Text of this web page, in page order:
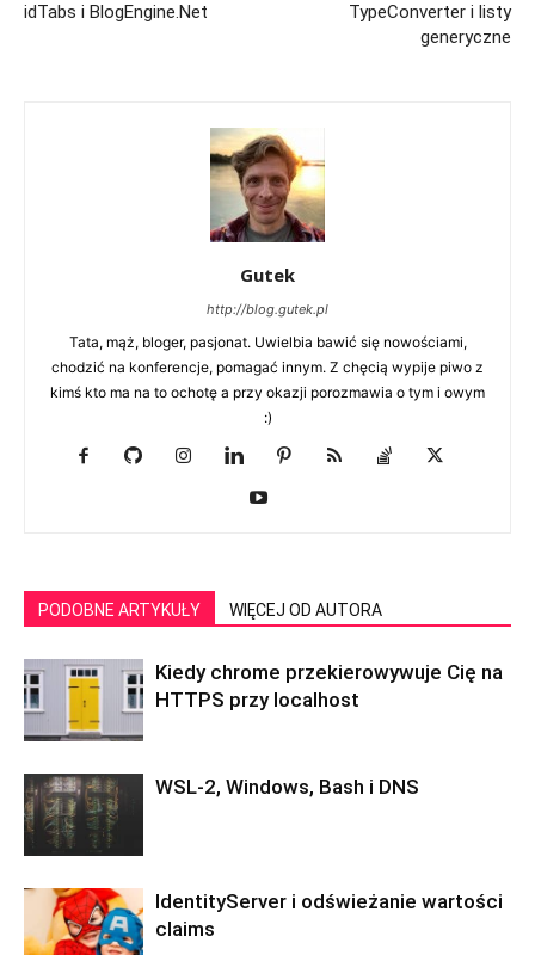
idTabs i BlogEngine.Net
TypeConverter i listy
generyczne
Gutek
http://blog.gutek.pl
Tata, mąż, bloger, pasjonat. Uwielbia bawić się nowościami,
chodzić na konferencje, pomagać innym. Z chęcią wypije piwo z
kimś kto ma na to ochotę a przy okazji porozmawia o tym i owym
:)
PODOBNE ARTYKUŁY WIĘCEJ OD AUTORA
Kiedy chrome przekierowywuje Cię na
HTTPS przy localhost
WSL-2, Windows, Bash i DNS
IdentityServer i odświeżanie wartości
claims